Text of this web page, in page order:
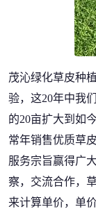
茂沁绿化草皮种
验，这20年中我
的20亩扩大到如
常年销售优质草
服务宗旨赢得广
察，交流合作，
来计算单价，单